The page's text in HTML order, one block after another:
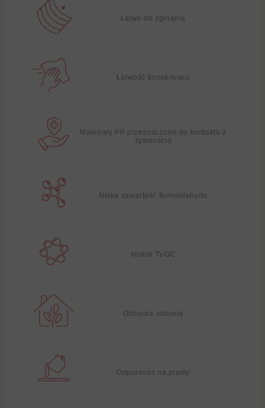
Łatwe do zginania
Łatwość konserwacji
Materiały PP przeznaczone do kontaktu z
żywnością
Niska zawartość formaldehydu
Niskie TVOC
Ochrona zdrowia
Odporność na plamy